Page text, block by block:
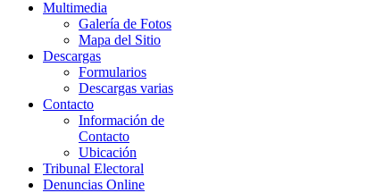
Multimedia
Galería de Fotos
Mapa del Sitio
Descargas
Formularios
Descargas varias
Contacto
Información de
Contacto
Ubicación
Tribunal Electoral
Denuncias Online